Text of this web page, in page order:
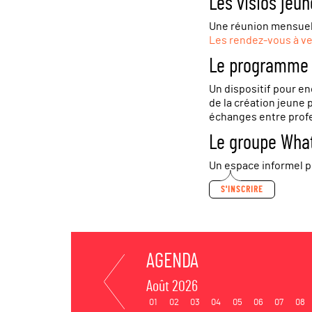
Une réunion
Les rendez-vous à
Le
Un dispositif pour
de la création jeune
échanges entre
Le groupe
Un espace informel
S'INSCRIRE
AGENDA
Août 2026
01 02 03 04 05 06 07 08